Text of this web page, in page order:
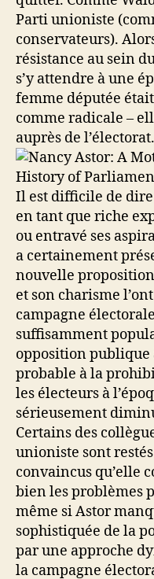
Parti unioniste
conservateurs).
résistance au sein
s’y attendre à une
femme députée
comme radicale –
auprès de l’électorat.
Il est difficile de
en tant que riche
ou entravé ses
a certainement
nouvelle
et son charisme
campagne
suffisamment
opposition publique
probable à la
les électeurs à
sérieusement
Certains des
unioniste sont
convaincus qu’elle
bien les problèmes
même si Astor
sophistiquée de la
par une approche
la campagne